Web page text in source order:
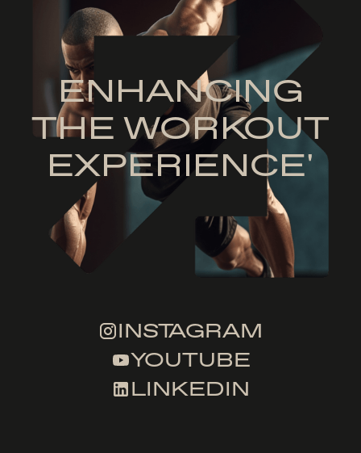
INSTAGRAM
YOUTUBE
LINKEDIN
ENHANCING
THE WORKOUT
EXPERIENCE'